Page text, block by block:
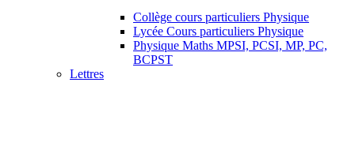
Collège cours particuliers Physique
Lycée Cours particuliers Physique
Physique Maths MPSI, PCSI, MP, PC,
BCPST
Lettres